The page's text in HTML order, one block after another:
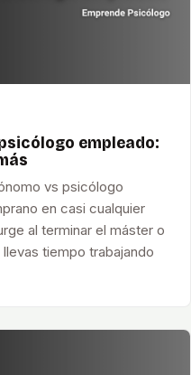
empleado:
vs psicólogo
en casi cualquier
al terminar el máster o
tiempo trabajando